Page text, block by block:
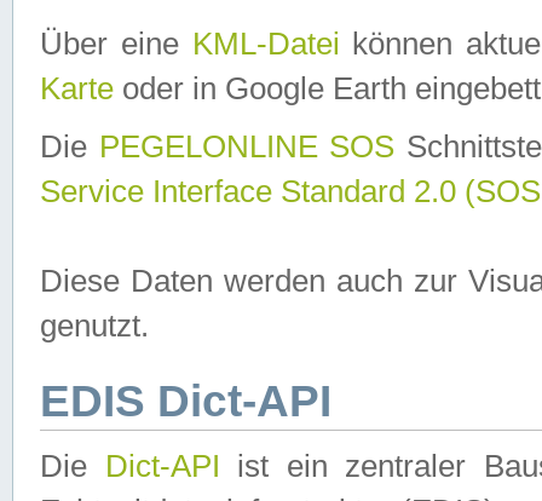
Über eine KML-Datei können
Karte oder in Google Earth
Die PEGELONLINE SOS
Service Interface Standard 2.0
Diese Daten werden auch zur
genutzt.
EDIS Dict-API
Die Dict-API ist ein zentraler